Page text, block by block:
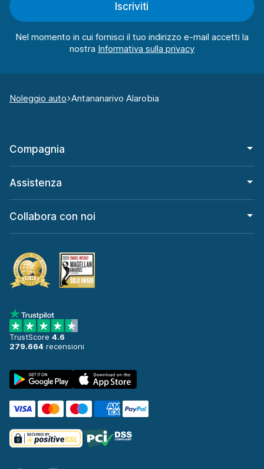
Iscriviti
Nel momento in cui fornisci il tuo indirizzo e-mail accetti la
nostra
Noleggio auto Antananarivo Alarobia
Compagnia
Assistenza
Collabora con noi
TrustScore 4.6
279.664 recensioni